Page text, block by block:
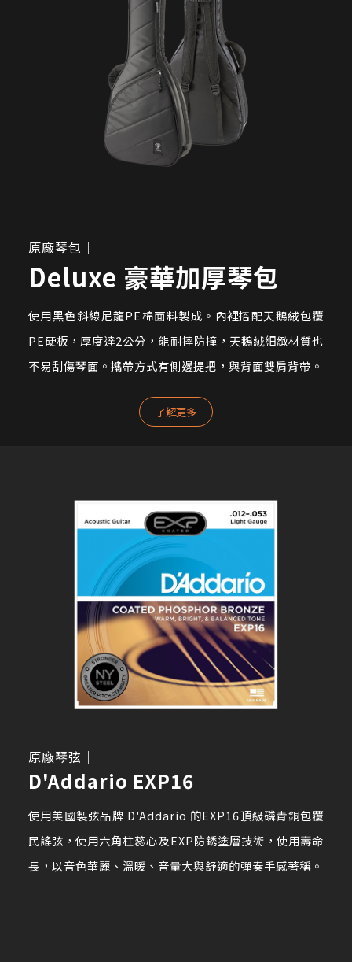
原廠琴包｜
Deluxe 豪華加厚琴包
使用黑色斜線尼龍PE棉面料製成。內裡搭配天鵝絨包覆
PE硬板，厚度達2公分，能耐摔防撞，天鵝絨細緻材質也
不易刮傷琴面。攜帶方式有側邊提把，與背面雙肩背帶。
了解更多
原廠琴弦｜
D'Addario EXP16
使用美國製弦品牌 D'Addario 的EXP16頂級磷青銅包覆
民謠弦，使用六角柱蕊心及EXP防銹塗層技術，使​​用壽命
長，以音色華麗、溫暖、音量大與舒適的彈奏手感著稱。